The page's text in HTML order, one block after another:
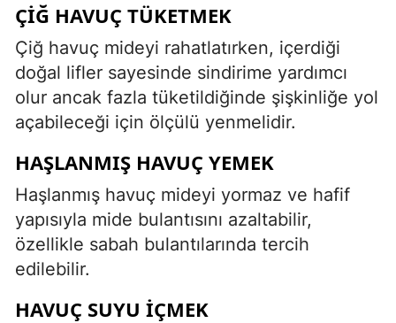
ÇIĞ HAVUÇ TÜKETMEK
Çiğ havuç mideyi rahatlatırken, içerdiği
doğal lifler sayesinde sindirime yardımcı
olur ancak fazla tüketildiğinde şişkinliğe yol
açabileceği için ölçülü yenmelidir.
HAŞLANMIŞ HAVUÇ YEMEK
Haşlanmış havuç mideyi yormaz ve hafif
yapısıyla mide bulantısını azaltabilir,
özellikle sabah bulantılarında tercih
edilebilir.
HAVUÇ SUYU İÇMEK